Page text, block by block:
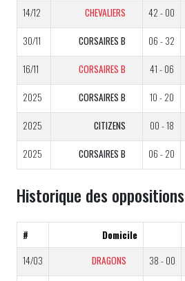
14/12 CHEVALIERS 42 - 00
30/11 CORSAIRES B 06 - 32
16/11 CORSAIRES B 41 - 06
2025 CORSAIRES B 10 - 20
2025 CITIZENS 00 - 18
2025 CORSAIRES B 06 - 20
Historique des oppositions
# Domicile
14/03
DRAGONS 38 - 00